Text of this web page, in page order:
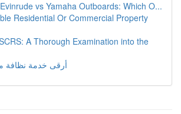
vs Yamaha Outboards: Which O...
Residential Or Commercial Property
A Thorough Examination into the
أرقى خدمة نظافة